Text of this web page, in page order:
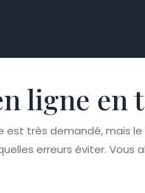
ligne en
est très demandé, mais
erreurs éviter.